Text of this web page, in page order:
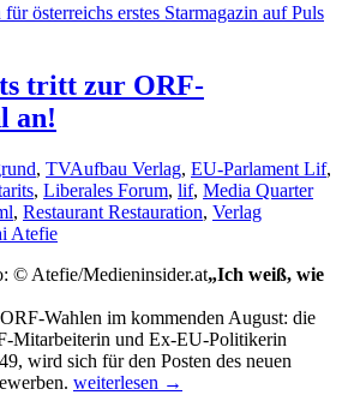
österreichs erstes Starmagazin auf Puls
tritt zur ORF-
an!
, TVAufbau Verlag, EU-Parlament Lif,
, Liberales Forum, lif, Media Quarter
, Restaurant Restauration, Verlag
Atefie
„Ich weiß, wie
Wahlen im kommenden August: die
Mitarbeiterin und Ex-EU-Politikerin
wird sich für den Posten des neuen
Karin
weiterlesen →